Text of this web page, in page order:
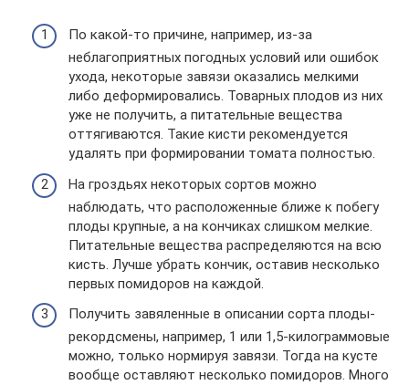
По какой-то причине, например, из-за
неблагоприятных погодных условий или ошибок
ухода, некоторые завязи оказались мелкими
либо деформировались. Товарных плодов из них
уже не получить, а питательные вещества
оттягиваются. Такие кисти рекомендуется
удалять при формировании томата полностью.
На гроздьях некоторых сортов можно
наблюдать, что расположенные ближе к побегу
плоды крупные, а на кончиках слишком мелкие.
Питательные вещества распределяются на всю
кисть. Лучше убрать кончик, оставив несколько
первых помидоров на каждой.
Получить завяленные в описании сорта плоды-
рекордсмены, например, 1 или 1,5-килограммовые
можно, только нормируя завязи. Тогда на кусте
вообще оставляют несколько помидоров. Много